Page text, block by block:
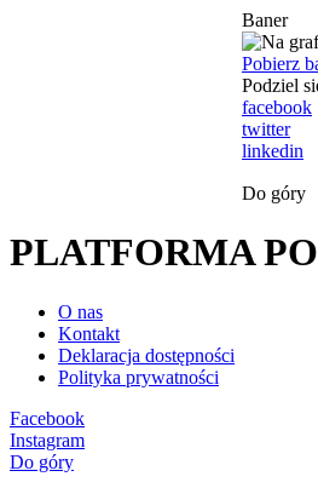
Baner
Pobierz
Podziel
facebook
twitter
linkedin
Do góry
PLATFORMA
O nas
Kontakt
Deklaracja dostępności
Polityka prywatności
Facebook
Instagram
Do góry